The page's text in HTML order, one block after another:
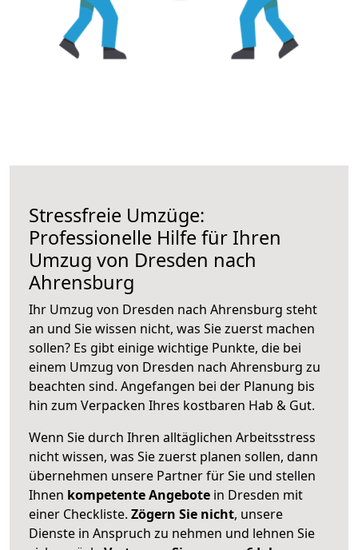
Stressfreie Umzüge:
Professionelle Hilfe für Ihren
Umzug von Dresden nach
Ahrensburg
Ihr Umzug von Dresden nach Ahrensburg steht
an und Sie wissen nicht, was Sie zuerst machen
sollen? Es gibt einige wichtige Punkte, die bei
einem Umzug von Dresden nach Ahrensburg zu
beachten sind. Angefangen bei der Planung bis
hin zum Verpacken Ihres kostbaren Hab & Gut.
Wenn Sie durch Ihren alltäglichen Arbeitsstress
nicht wissen, was Sie zuerst planen sollen, dann
übernehmen unsere Partner für Sie und stellen
Ihnen kompetente Angebote in Dresden mit
einer Checkliste. Zögern Sie nicht, unsere
Dienste in Anspruch zu nehmen und lehnen Sie